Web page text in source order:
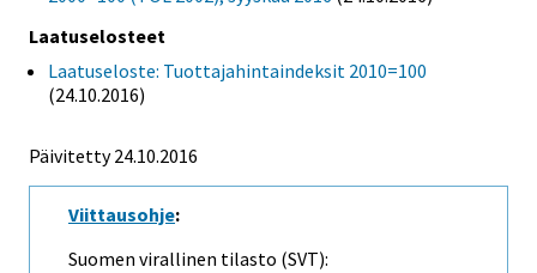
Laatuselosteet
Laatuseloste: Tuottajahintaindeksit 2010=100
(24.10.2016)
Päivitetty 24.10.2016
Viittausohje:
Suomen virallinen tilasto (SVT):